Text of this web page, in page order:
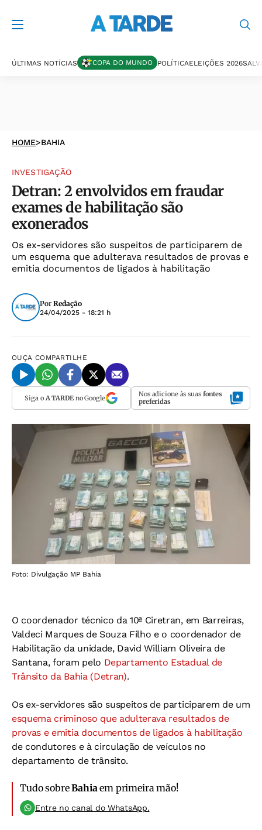
ÚLTIMAS NOTÍCIAS COPA DO MUNDO POLÍTICAELEIÇÕES 2026
HOME>BAHIA
INVESTIGAÇÃO
Detran: 2 envolvidos em fraudar
exames de habilitação são
exonerados
Os ex-servidores são suspeitos de participarem de
um esquema que adulterava resultados de provas e
emitia documentos de ligados à habilitação
Por Redação
24/04/2025 - 18:21 h
OUÇA COMPARTILHE
Siga o A TARDEno Google Nos adicione às suas fontes
preferidas
Foto: Divulgação MP Bahia
O coordenador técnico da 10ª Ciretran, em Barreiras,
Valdeci Marques de Souza Filho e o coordenador de
Habilitação da unidade, David William Oliveira de
Santana, foram pelo Departamento Estadual de
Trânsito da Bahia (Detran).
Os ex-servidores são suspeitos de participarem de um
esquema criminoso que adulterava resultados de
provas e emitia documentos de ligados à habilitação
de condutores e à circulação de veículos no
departamento de trânsito.
Tudo sobreBahia em primeira mão!
Entre no canal do WhatsApp.